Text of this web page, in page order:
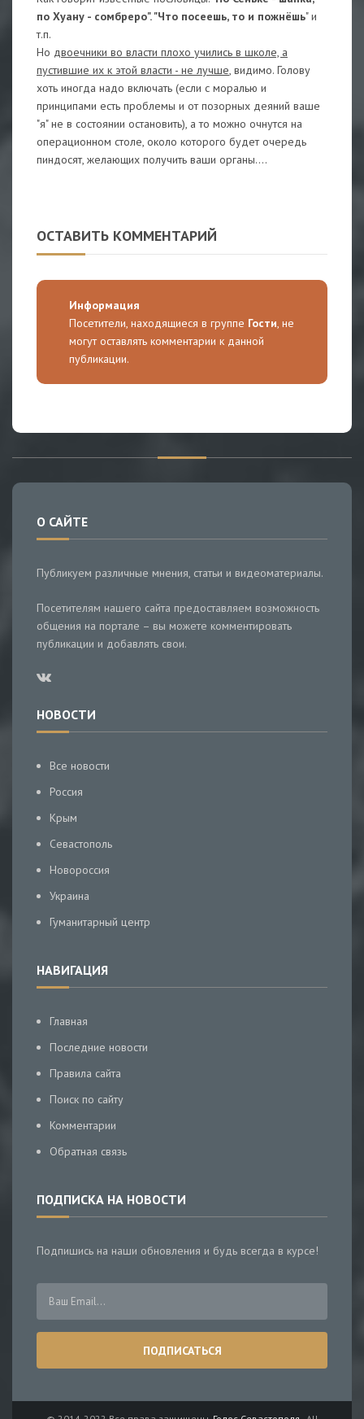
по Хуану - сомбреро". "Что посеешь, то и пожнёшь" и
т.п.
Но двоечники во власти плохо учились в школе, а
пустившие их к этой власти - не лучше, видимо. Голову
хоть иногда надо включать (если с моралью и
принципами есть проблемы и от позорных деяний ваше
"я" не в состоянии остановить), а то можно очнутся на
операционном столе, около которого будет очередь
пиндосят, желающих получить ваши органы....
ОСТАВИТЬ КОММЕНТАРИЙ
Информация
Посетители, находящиеся в группе Гости, не
могут оставлять комментарии к данной
публикации.
О САЙТЕ
Публикуем различные мнения, статьи и видеоматериалы.
Посетителям нашего сайта предоставляем возможность
общения на портале – вы можете комментировать
публикации и добавлять свои.
НОВОСТИ
Все новости
Россия
Крым
Севастополь
Новороссия
Украина
Гуманитарный центр
НАВИГАЦИЯ
Главная
Последние новости
Правила сайта
Поиск по сайту
Комментарии
Обратная связь
ПОДПИСКА НА НОВОСТИ
Подпишись на наши обновления и будь всегда в курсе!